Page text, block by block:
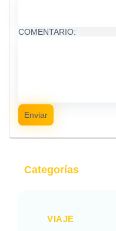
COMENTARIO:
Enviar
Categorías
VIAJE